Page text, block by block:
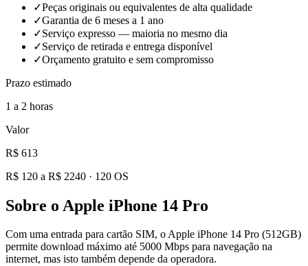
✓Peças originais ou equivalentes de alta qualidade
✓Garantia de 6 meses a 1 ano
✓Serviço expresso — maioria no mesmo dia
✓Serviço de retirada e entrega disponível
✓Orçamento gratuito e sem compromisso
Prazo estimado
1 a 2 horas
Valor
R$ 613
R$ 120 a R$ 2240 · 120 OS
Sobre o Apple iPhone 14 Pro
Com uma entrada para cartão SIM, o Apple iPhone 14 Pro (512GB)
permite download máximo até 5000 Mbps para navegação na
internet, mas isto também depende da operadora.